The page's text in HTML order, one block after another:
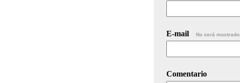
E-mail No será mostrado.
Comentario